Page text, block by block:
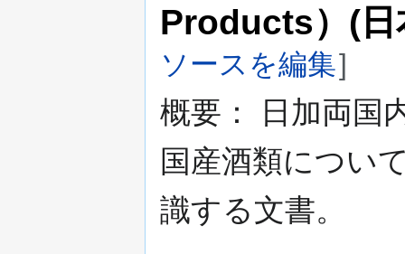
Products）(日
ソースを編集]
概要： 日加両国
国産酒類につい
識する文書。